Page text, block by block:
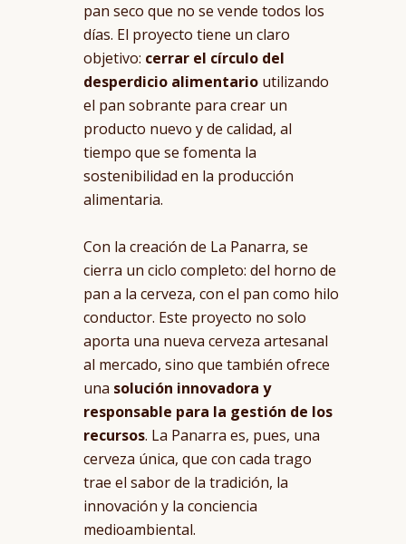
pan seco que no se vende todos los
días. El proyecto tiene un claro
objetivo: cerrar el círculo del
desperdicio alimentario utilizando
el pan sobrante para crear un
producto nuevo y de calidad, al
tiempo que se fomenta la
sostenibilidad en la producción
alimentaria.
Con la creación de La Panarra, se
cierra un ciclo completo: del horno de
pan a la cerveza, con el pan como hilo
conductor. Este proyecto no solo
aporta una nueva cerveza artesanal
al mercado, sino que también ofrece
una solución innovadora y
responsable para la gestión de los
recursos. La Panarra es, pues, una
cerveza única, que con cada trago
trae el sabor de la tradición, la
innovación y la conciencia
medioambiental.